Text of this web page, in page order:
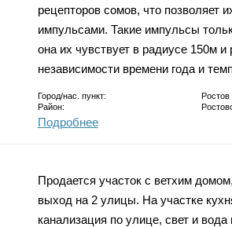
рецепторов сомов, что
импульсами. Такие импульсы
она их чувствует в радиусе 150м и
независимости времени года и
Город/нас. пункт:
Ростов
Район:
Подробнее
Продается участок с ветхим
выход на 2 улицы. На участке
канализация по улице, свет и